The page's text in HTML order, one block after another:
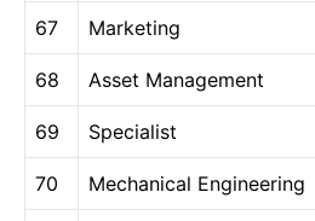
67 Marketing
68 Asset Management
69 Specialist
70 Mechanical Engineering